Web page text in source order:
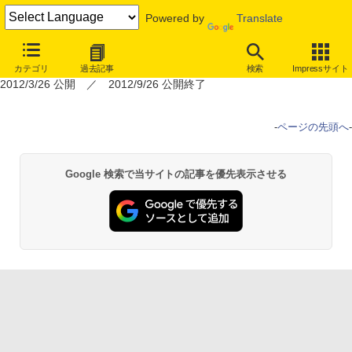
Powered by Translate
カテゴリ 過去記事 検索 Impressサイト
＜この記事の公開期間は終了しました＞
2012/3/26 公開 ／ 2012/9/26 公開終了
-ページの先頭へ-
Google 検索で当サイトの記事を優先表示させる